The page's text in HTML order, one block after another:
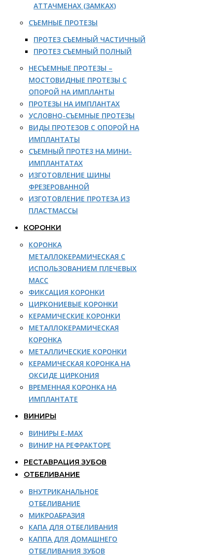
АТТАЧМЕНАХ (ЗАМКАХ)
СЪЕМНЫЕ ПРОТЕЗЫ
ПРОТЕЗ СЪЕМНЫЙ ЧАСТИЧНЫЙ
ПРОТЕЗ СЪЕМНЫЙ ПОЛНЫЙ
НЕСЪЕМНЫЕ ПРОТЕЗЫ –
МОСТОВИДНЫЕ ПРОТЕЗЫ С
ОПОРОЙ НА ИМПЛАНТЫ
ПРОТЕЗЫ НА ИМПЛАНТАХ
УСЛОВНО-СЪЕМНЫЕ ПРОТЕЗЫ
ВИДЫ ПРОТЕЗОВ С ОПОРОЙ НА
ИМПЛАНТАТЫ
СЪЕМНЫЙ ПРОТЕЗ НА МИНИ-
ИМПЛАНТАТАХ
ИЗГОТОВЛЕНИЕ ШИНЫ
ФРЕЗЕРОВАННОЙ
ИЗГОТОВЛЕНИЕ ПРОТЕЗА ИЗ
ПЛАСТМАССЫ
КОРОНКИ
КОРОНКА
МЕТАЛЛОКЕРАМИЧЕСКАЯ С
ИСПОЛЬЗОВАНИЕМ ПЛЕЧЕВЫХ
МАСС
ФИКСАЦИЯ КОРОНКИ
ЦИРКОНИЕВЫЕ КОРОНКИ
КЕРАМИЧЕСКИЕ КОРОНКИ
МЕТАЛЛОКЕРАМИЧЕСКАЯ
КОРОНКА
МЕТАЛЛИЧЕСКИЕ КОРОНКИ
КЕРАМИЧЕСКАЯ КОРОНКА НА
ОКСИДЕ ЦИРКОНИЯ
ВРЕМЕННАЯ КОРОНКА НА
ИМПЛАНТАТЕ
ВИНИРЫ
ВИНИРЫ E-MAX
ВИНИР НА РЕФРАКТОРЕ
РЕСТАВРАЦИЯ ЗУБОВ
ОТБЕЛИВАНИЕ
ВНУТРИКАНАЛЬНОЕ
ОТБЕЛИВАНИЕ
МИКРОАБРАЗИЯ
КАПА ДЛЯ ОТБЕЛИВАНИЯ
КАППА ДЛЯ ДОМАШНЕГО
ОТБЕЛИВАНИЯ ЗУБОВ